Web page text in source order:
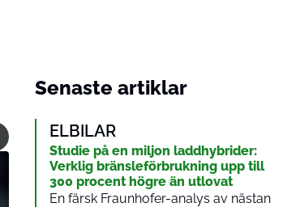
Senaste artiklar
ELBILAR
Studie på en miljon laddhybrider:
Verklig bränsleförbrukning upp till
300 procent högre än utlovat
En färsk Fraunhofer-analys av nästan